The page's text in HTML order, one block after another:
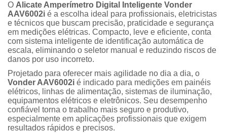
O Alicate Amperímetro Digital Inteligente Vonder
AAV6002i é a escolha ideal para profissionais, eletricistas
e técnicos que buscam precisão, praticidade e segurança
em medições elétricas. Compacto, leve e eficiente, conta
com sistema inteligente de identificação automática de
escala, eliminando o seletor manual e reduzindo riscos de
danos por uso incorreto.
Projetado para oferecer mais agilidade no dia a dia, o
Vonder AAV6002i é indicado para medições em painéis
elétricos, linhas de alimentação, sistemas de iluminação,
equipamentos elétricos e eletrônicos. Seu desempenho
confiável torna o trabalho mais seguro e produtivo,
especialmente em aplicações profissionais que exigem
resultados rápidos e precisos.